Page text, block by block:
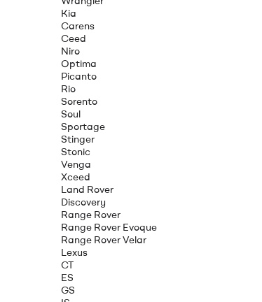
Kia
Carens
Ceed
Niro
Optima
Picanto
Rio
Sorento
Soul
Sportage
Stinger
Stonic
Venga
Xceed
Land Rover
Discovery
Range Rover
Range Rover Evoque
Range Rover Velar
Lexus
CT
ES
GS